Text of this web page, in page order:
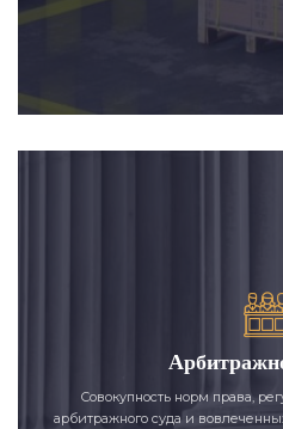
Совокупность норм права,
арбитражного суда и